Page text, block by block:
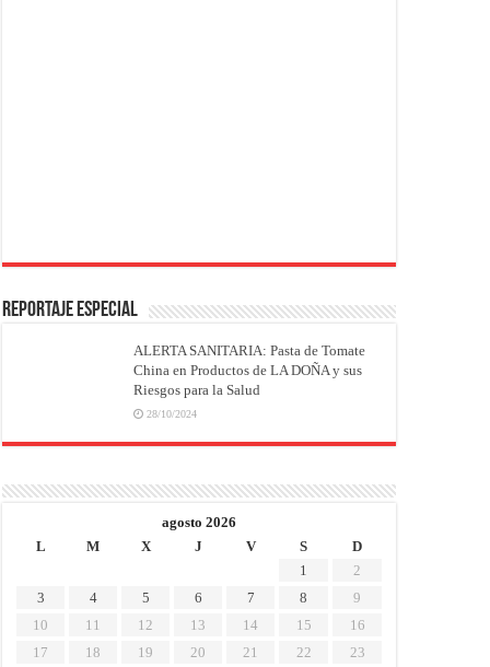
REPORTAJE ESPECIAL
ALERTA SANITARIA: Pasta de Tomate
China en Productos de LA DOÑA y sus
Riesgos para la Salud
28/10/2024
agosto 2026
L
M X J V S
D
1
2
3
4 5 6 7 8
9
10
11 12 13 14 15
16
17
18 19 20 21 22 23